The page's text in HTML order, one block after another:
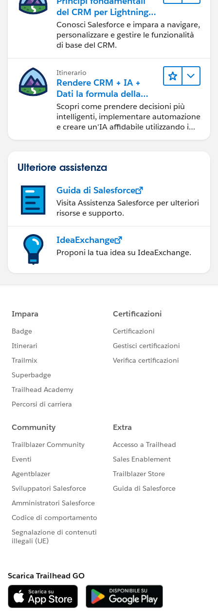
del CRM per Lightning
Experience
Conosci Salesforce e impara a navigare,
personalizzare e gestire le funzionalità
di base del CRM.
Itinerario
Rendere CRM + IA +
Dati la formula della
fiducia
Scopri come prendere decisioni più
intelligenti, implementare automazione
e creare un'IA affidabile utilizzando i
prodotti e le tecnologie Salesforce più
Ulteriore assistenza
Guida di Salesforce
Visita Assistenza Salesforce per ulteriori
risorse e supporto.
IdeaExchange
Proponi la tua idea su IdeaExchange.